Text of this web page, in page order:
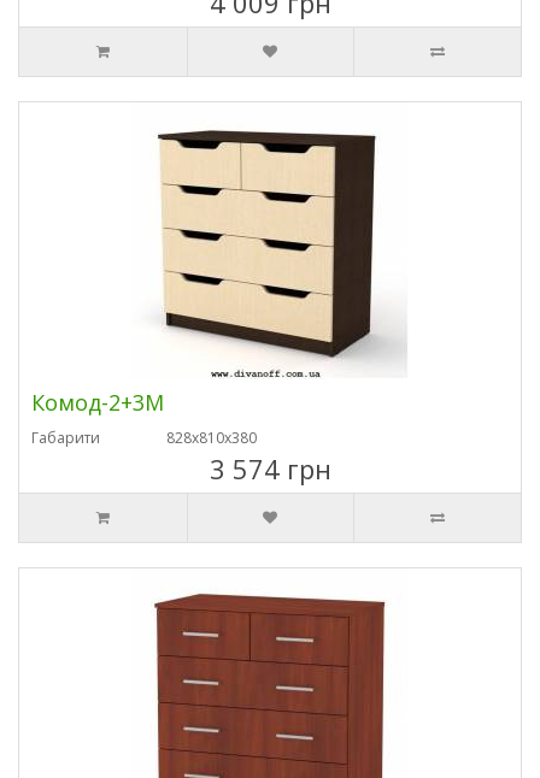
Комод-2+3М
Габарити 828х810х380
3 574 грн